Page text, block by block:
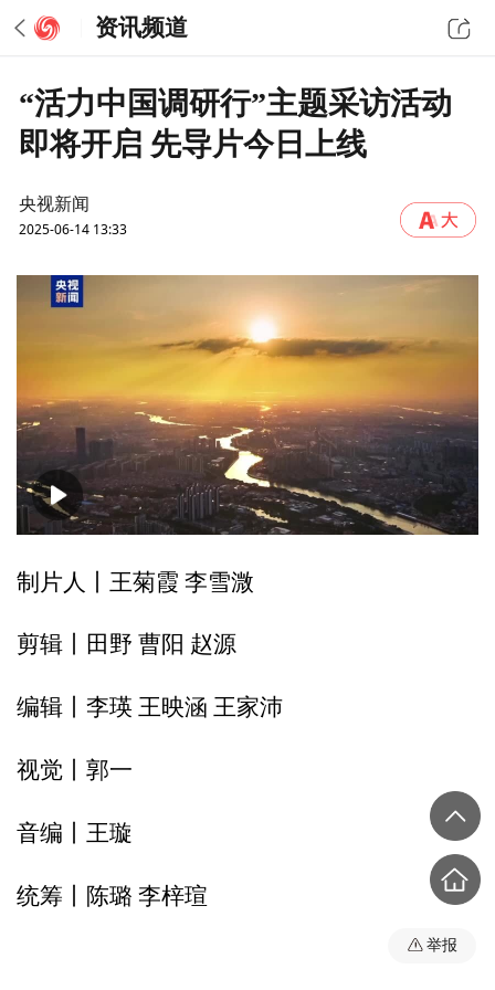
资讯频道
“活力中国调研行”主题采访活动
即将开启 先导片今日上线
央视新闻
2025-06-14 13:33
00:00 00:35
制片人丨王菊霞 李雪溦
剪辑丨田野 曹阳 赵源
编辑丨李瑛 王映涵 王家沛
视觉丨郭一
音编丨王璇
统筹丨陈璐 李梓瑄
举报